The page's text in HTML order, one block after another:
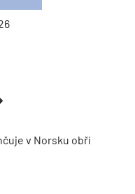
v Norsku obří